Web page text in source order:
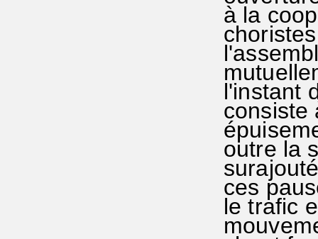
à la
l'instant
consiste
outre la
ces
le trafic